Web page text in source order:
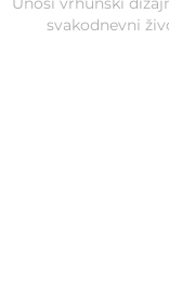
svakodnevni